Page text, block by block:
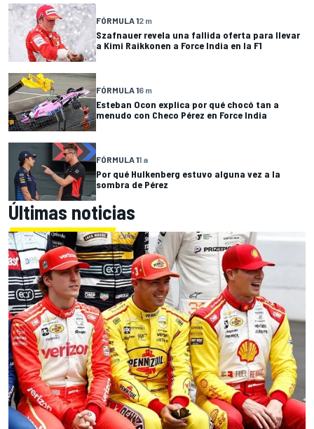
FÓRMULA 12 m
Szafnauer revela una fallida oferta para llevar
a Kimi Raikkonen a Force India en la F1
FÓRMULA 16 m
Esteban Ocon explica por qué chocó tan a
menudo con Checo Pérez en Force India
FÓRMULA 11 a
Por qué Hulkenberg estuvo alguna vez a la
sombra de Pérez
Últimas noticias